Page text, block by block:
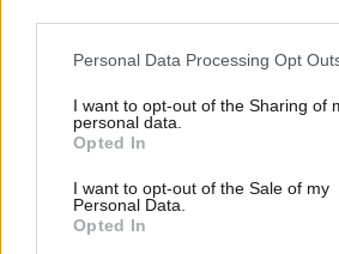
Please note that this website/app uses
not limited to your visit or usage
grant or deny consent to Google and
use your data for below specified
consent section.
Personal Data Processing Opt
I want to opt-out of the Sharing of
personal data.
Opted In
I want to opt-out of the Sale of my
Personal Data.
Opted In